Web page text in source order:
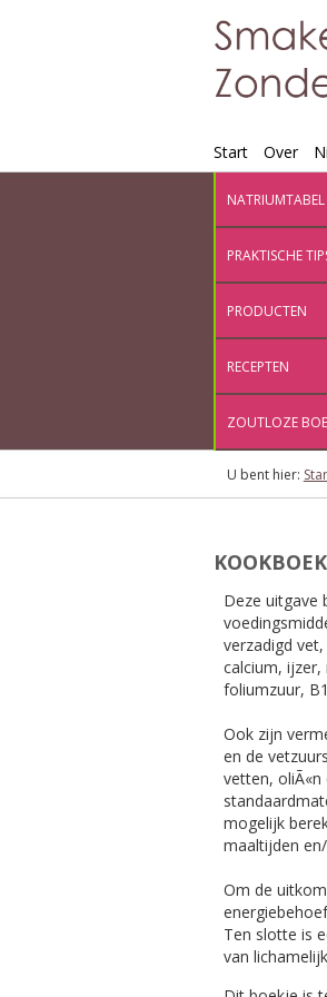
Start Over
NATRIUMTABEL
PRAKTISCHE
PRODUCTEN
RECEPTEN
ZOUTLOZE
U bent hier:
Deze uitgave
verzadigd
calcium,
foliumzuur,
Ook zijn
en de
vetten,
mogelijk
maaltijden
Om de
Ten slotte is
van